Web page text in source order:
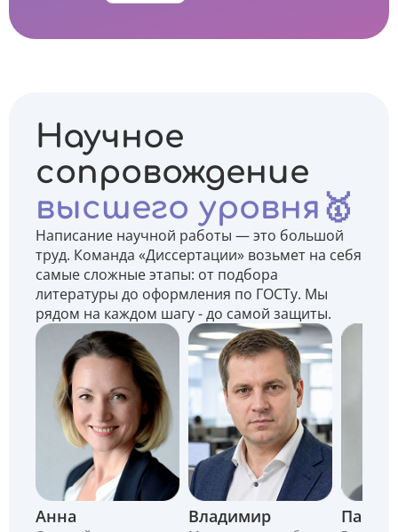
Научное
сопровождение
высшего уровня🥇
Написание научной работы — это большой
труд. Команда «Диссертации» возьмет на себя
самые сложные этапы: от подбора
литературы до оформления по ГОСТу. Мы
рядом на каждом шагу - до самой защиты.
Анна Владимир Павел